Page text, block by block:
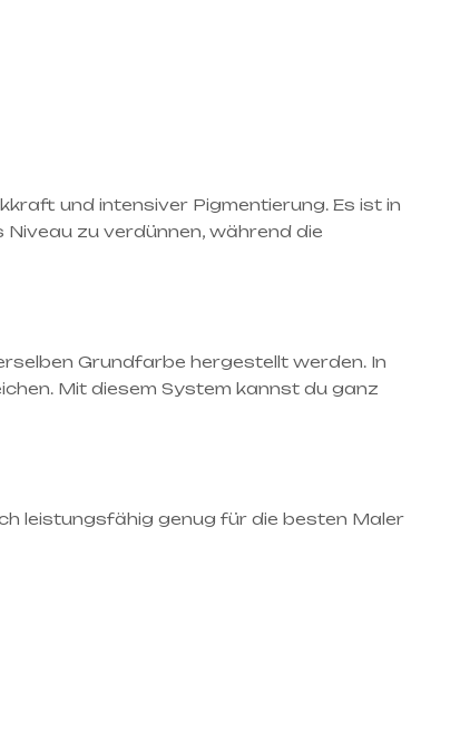
und intensiver Pigmentierung. Es ist in
zu verdünnen, während die
Grundfarbe hergestellt werden. In
Mit diesem System kannst du ganz
leistungsfähig genug für die besten Maler